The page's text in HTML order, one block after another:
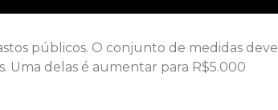
públicos. O conjunto de medidas deve
Uma delas é aumentar para R$5.000